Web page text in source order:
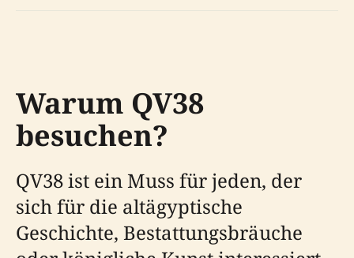
Warum QV38
besuchen?
QV38 ist ein Muss für jeden, der
sich für die altägyptische
Geschichte, Bestattungsbräuche